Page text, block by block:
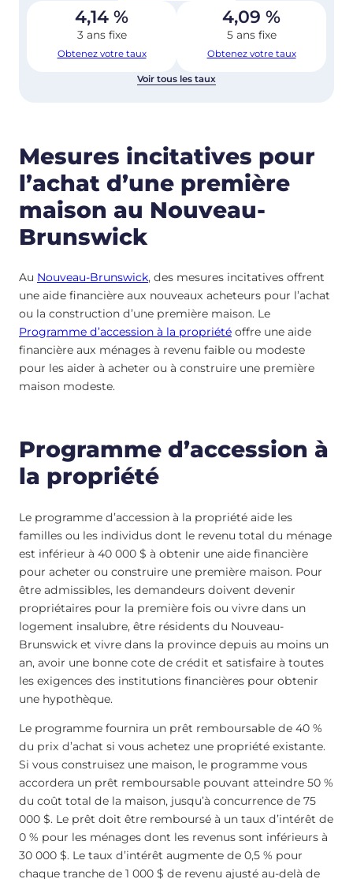
4,14 %
3 ans fixe
Obtenez votre taux
4,09 %
5 ans fixe
Obtenez votre taux
Voir tous les taux
Mesures incitatives pour
l’achat d’une première
maison au Nouveau-
Brunswick
Au Nouveau-Brunswick, des mesures incitatives offrent
une aide financière aux nouveaux acheteurs pour l’achat
ou la construction d’une première maison. Le
Programme d’accession à la propriété offre une aide
financière aux ménages à revenu faible ou modeste
pour les aider à acheter ou à construire une première
maison modeste.
Programme d’accession à
la propriété
Le programme d’accession à la propriété aide les
familles ou les individus dont le revenu total du ménage
est inférieur à 40 000 $ à obtenir une aide financière
pour acheter ou construire une première maison. Pour
être admissibles, les demandeurs doivent devenir
propriétaires pour la première fois ou vivre dans un
logement insalubre, être résidents du Nouveau-
Brunswick et vivre dans la province depuis au moins un
an, avoir une bonne cote de crédit et satisfaire à toutes
les exigences des institutions financières pour obtenir
une hypothèque.
Le programme fournira un prêt remboursable de 40 %
du prix d’achat si vous achetez une propriété existante.
Si vous construisez une maison, le programme vous
accordera un prêt remboursable pouvant atteindre 50 %
du coût total de la maison, jusqu’à concurrence de 75
000 $. Le prêt doit être remboursé à un taux d’intérêt de
0 % pour les ménages dont les revenus sont inférieurs à
30 000 $. Le taux d’intérêt augmente de 0,5 % pour
chaque tranche de 1 000 $ de revenu ajusté au-delà de